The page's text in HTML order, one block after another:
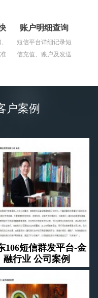
,
账户明细查询
短信平台详细记录短
信充值、账户及发送
户案例
106短信群发平台-金
融行业 公司案例